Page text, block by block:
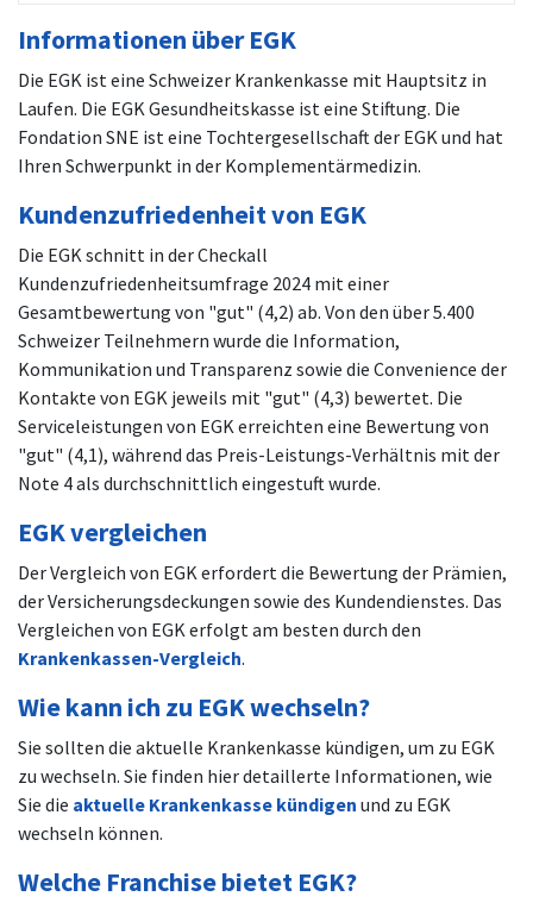
Informationen über EGK
Die EGK ist eine Schweizer Krankenkasse mit Hauptsitz in
Laufen. Die EGK Gesundheitskasse ist eine Stiftung. Die
Fondation SNE ist eine Tochtergesellschaft der EGK und hat
Ihren Schwerpunkt in der Komplementärmedizin.
Kundenzufriedenheit von EGK
Die EGK schnitt in der Checkall
Kundenzufriedenheitsumfrage 2024 mit einer
Gesamtbewertung von "gut" (4,2) ab. Von den über 5.400
Schweizer Teilnehmern wurde die Information,
Kommunikation und Transparenz sowie die Convenience der
Kontakte von EGK jeweils mit "gut" (4,3) bewertet. Die
Serviceleistungen von EGK erreichten eine Bewertung von
"gut" (4,1), während das Preis-Leistungs-Verhältnis mit der
Note 4 als durchschnittlich eingestuft wurde.
EGK vergleichen
Der Vergleich von EGK erfordert die Bewertung der Prämien,
der Versicherungsdeckungen sowie des Kundendienstes. Das
Vergleichen von EGK erfolgt am besten durch den
Krankenkassen-Vergleich.
Wie kann ich zu EGK wechseln?
Sie sollten die aktuelle Krankenkasse kündigen, um zu EGK
zu wechseln. Sie finden hier detaillerte Informationen, wie
Sie die aktuelle Krankenkasse kündigen und zu EGK
wechseln können.
Welche Franchise bietet EGK?